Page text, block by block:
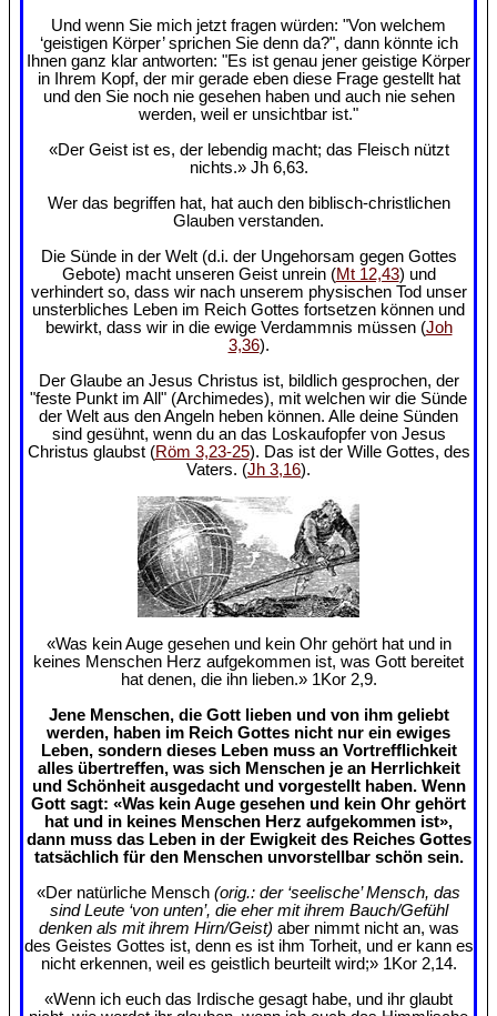
Und wenn Sie mich jetzt fragen würden: "Von welchem
‘geistigen Körper’ sprichen Sie denn da?", dann könnte ich
Ihnen ganz klar antworten: "Es ist genau jener geistige Körper
in Ihrem Kopf, der mir gerade eben diese Frage gestellt hat
und den Sie noch nie gesehen haben und auch nie sehen
werden, weil er unsichtbar ist."
«Der Geist ist es, der lebendig macht; das Fleisch nützt
nichts.» Jh 6,63.
Wer das begriffen hat, hat auch den biblisch-christlichen
Glauben verstanden.
Die Sünde in der Welt (d.i. der Ungehorsam gegen Gottes
Gebote) macht unseren Geist unrein (Mt 12,43) und
verhindert so, dass wir nach unserem physischen Tod unser
unsterbliches Leben im Reich Gottes fortsetzen können und
bewirkt, dass wir in die ewige Verdammnis müssen (Joh
3,36).
Der Glaube an Jesus Christus ist, bildlich gesprochen, der
"feste Punkt im All" (Archimedes), mit welchen wir die Sünde
der Welt aus den Angeln heben können. Alle deine Sünden
sind gesühnt, wenn du an das Loskaufopfer von Jesus
Christus glaubst (Röm 3,23-25). Das ist der Wille Gottes, des
Vaters. (Jh 3,16).
«Was kein Auge gesehen und kein Ohr gehört hat und in
keines Menschen Herz aufgekommen ist, was Gott bereitet
hat denen, die ihn lieben.» 1Kor 2,9.
Jene Menschen, die Gott lieben und von ihm geliebt
werden, haben im Reich Gottes nicht nur ein ewiges
Leben, sondern dieses Leben muss an Vortrefflichkeit
alles übertreffen, was sich Menschen je an Herrlichkeit
und Schönheit ausgedacht und vorgestellt haben. Wenn
Gott sagt: «Was kein Auge gesehen und kein Ohr gehört
hat und in keines Menschen Herz aufgekommen ist»,
dann muss das Leben in der Ewigkeit des Reiches Gottes
tatsächlich für den Menschen unvorstellbar schön sein.
«Der natürliche Mensch (orig.: der ‘seelische’ Mensch, das
sind Leute ‘von unten’, die eher mit ihrem Bauch/Gefühl
denken als mit ihrem Hirn/Geist) aber nimmt nicht an, was
des Geistes Gottes ist, denn es ist ihm Torheit, und er kann es
nicht erkennen, weil es geistlich beurteilt wird;» 1Kor 2,14.
«Wenn ich euch das Irdische gesagt habe, und ihr glaubt